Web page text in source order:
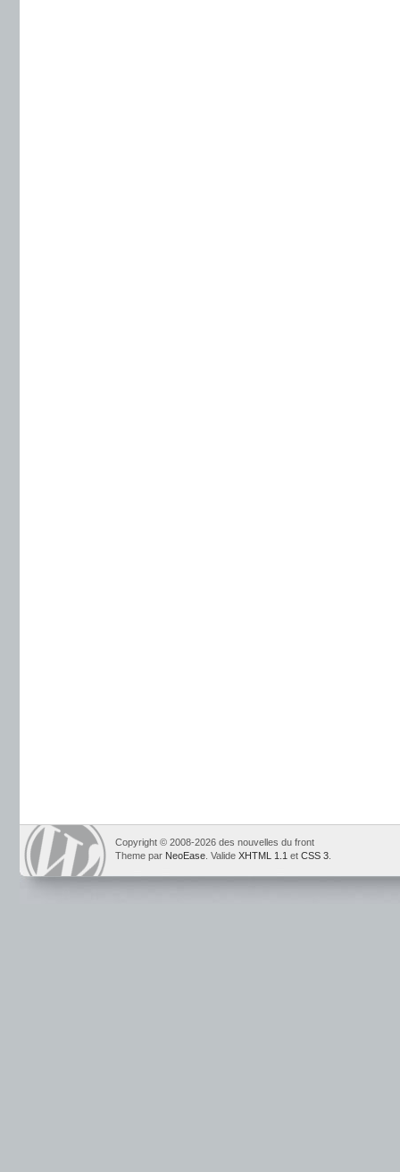
Copyright © 2008-2026 des nouvelles du front
Theme par NeoEase . Valide XHTML 1.1 et CSS 3